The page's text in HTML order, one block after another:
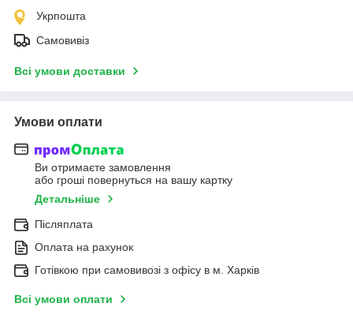
Укрпошта
Самовивіз
Всі умови доставки
Умови оплати
Ви отримаєте замовлення
або гроші повернуться на вашу картку
Детальніше
Післяплата
Оплата на рахунок
Готівкою при самовивозі з офісу в м. Харків
Всі умови оплати